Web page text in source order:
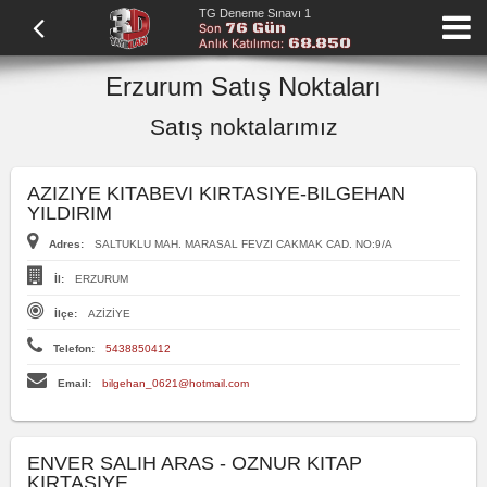
TG Deneme Sınavı 1
Son76 Gün
Anlık Katılımcı: 68.850
Erzurum Satış Noktaları
Satış noktalarımız
AZIZIYE KITABEVI KIRTASIYE-BILGEHAN
YILDIRIM
Adres: SALTUKLU MAH. MARASAL FEVZI CAKMAK CAD. NO:9/A
İl: ERZURUM
İlçe: AZİZİYE
Telefon: 5438850412
Email: bilgehan_0621@hotmail.com
ENVER SALIH ARAS - OZNUR KITAP
KIRTASIYE